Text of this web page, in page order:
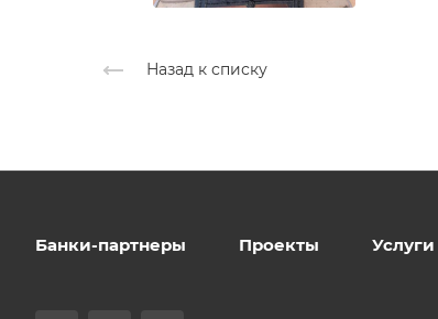
Назад к списку
Банки-партнеры Проекты Услуги